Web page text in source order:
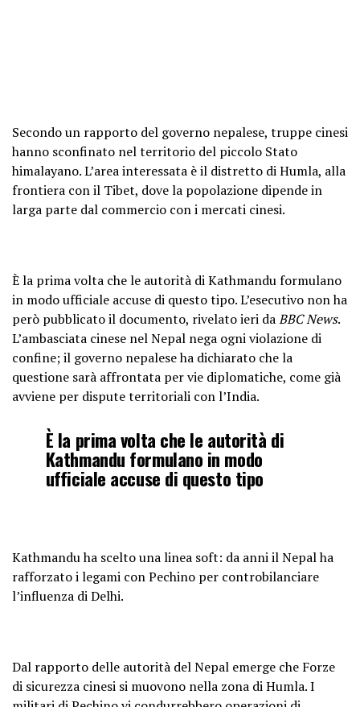
Secondo un rapporto del governo nepalese, truppe cinesi
hanno sconfinato nel territorio del piccolo Stato
himalayano. L’area interessata è il distretto di Humla, alla
frontiera con il Tibet, dove la popolazione dipende in
larga parte dal commercio con i mercati cinesi.
È la prima volta che le autorità di Kathmandu formulano
in modo ufficiale accuse di questo tipo. L’esecutivo non ha
però pubblicato il documento, rivelato ieri daBBC News.
L’ambasciata cinese nel Nepal nega ogni violazione di
confine; il governo nepalese ha dichiarato che la
questione sarà affrontata per vie diplomatiche, come già
avviene per dispute territoriali con l’India.
È la prima volta che le autorità di
Kathmandu formulano in modo
ufficiale accuse di questo tipo
Kathmandu ha scelto una linea soft: da anni il Nepal ha
rafforzato i legami con Pechino per controbilanciare
l’influenza di Delhi.
Dal rapporto delle autorità del Nepal emerge che Forze
di sicurezza cinesi si muovono nella zona di Humla. I